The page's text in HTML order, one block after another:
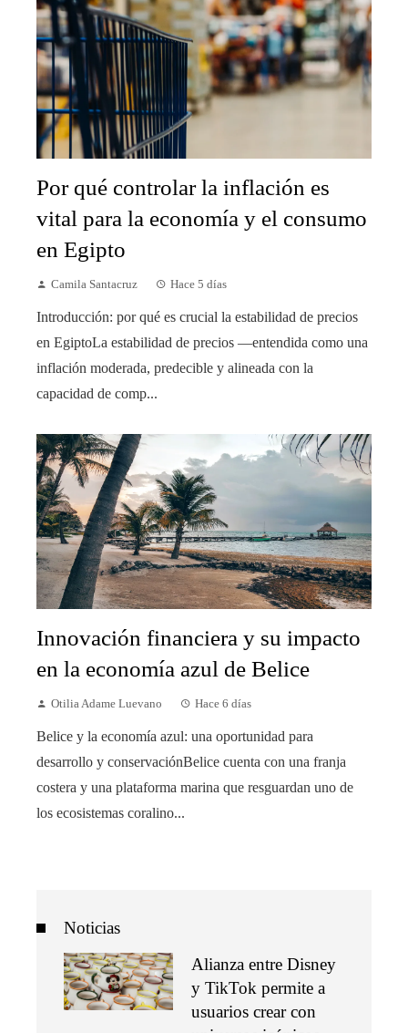
Por qué controlar la inflación es
vital para la economía y el consumo
en Egipto
Camila Santacruz Hace 5 días
Introducción: por qué es crucial la estabilidad de precios
en EgiptoLa estabilidad de precios —entendida como una
inflación moderada, predecible y alineada con la
capacidad de comp...
Innovación financiera y su impacto
en la economía azul de Belice
Otilia Adame Luevano Hace 6 días
Belice y la economía azul: una oportunidad para
desarrollo y conservaciónBelice cuenta con una franja
costera y una plataforma marina que resguardan uno de
los ecosistemas coralino...
Noticias
Alianza entre Disney
y TikTok permite a
usuarios crear con